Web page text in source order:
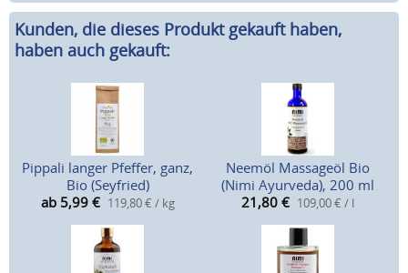
Kunden, die dieses Produkt gekauft haben,
haben auch gekauft:
Pippali langer Pfeffer, ganz,
Bio (Seyfried)
ab 5,99 € 119,80 € / kg
Neemöl Massageöl Bio
(Nimi Ayurveda), 200 ml
21,80 € 109,00 € / l